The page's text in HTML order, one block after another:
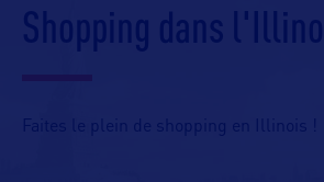
Shopping dans l'Illinois
Faites le plein de shopping en Illinois !